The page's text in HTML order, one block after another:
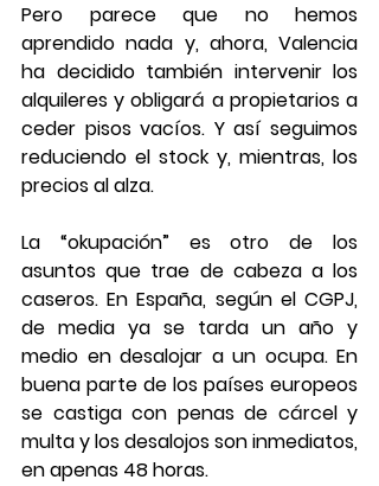
Pero parece que no hemos
aprendido nada y, ahora, Valencia
ha decidido también intervenir los
alquileres y obligará a propietarios a
ceder pisos vacíos. Y así seguimos
reduciendo el stock y, mientras, los
precios al alza.
La “okupación” es otro de los
asuntos que trae de cabeza a los
caseros. En España, según el CGPJ,
de media ya se tarda un año y
medio en desalojar a un ocupa. En
buena parte de los países europeos
se castiga con penas de cárcel y
multa y los desalojos son inmediatos,
en apenas 48 horas.